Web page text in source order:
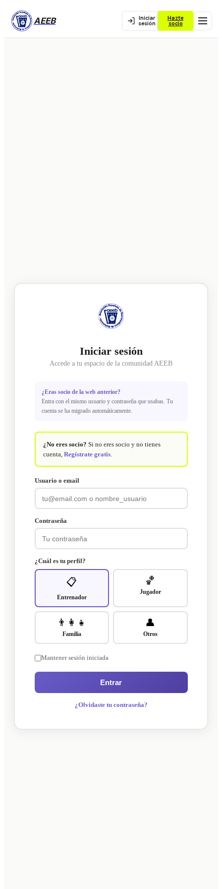
AEEB Iniciar
sesión
Hazte
socio
Iniciar sesión
Accede a tu espacio de la comunidad AEEB
¿Eras socio de la web anterior?
Entra con el mismo usuario y contraseña que usabas. Tu
cuenta se ha migrado automáticamente.
¿No eres socio? Si no eres socio y no tienes
cuenta, Regístrate gratis
Usuario o email
Contraseña
¿Cuál es tu perfil?
📋
Entrenador
🏀
Jugador
👨‍👩‍👧
Familia
👤
Otros
Mantener sesión iniciada
Entrar
¿Olvidaste tu contraseña?